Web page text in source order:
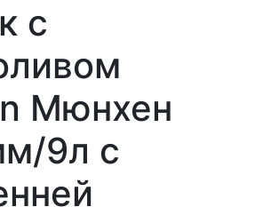
с
Мюнхен
9л с